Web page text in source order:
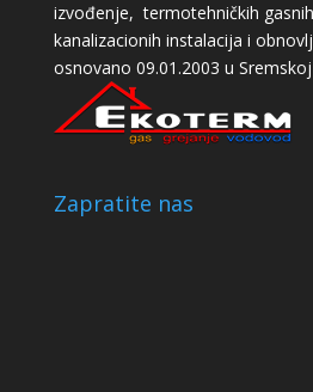
izvođenje, termotehničkih
kanalizacionih instalacija i
osnovano 09.01.2003 u
Zapratite nas